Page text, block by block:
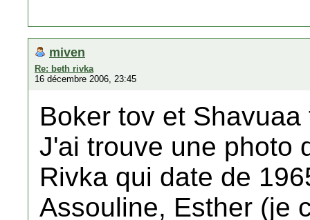
miven
Re: beth rivka
16 décembre 2006, 23:45
Boker tov et Shavuaa
J'ai trouve une photo
Rivka qui date de
Assouline, Esther (je